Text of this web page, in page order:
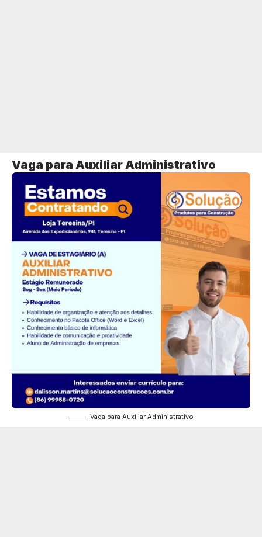
Vaga para Auxiliar Administrativo
Vaga para Auxiliar Administrativo